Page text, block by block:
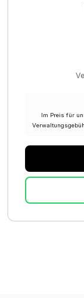
Im Preis für